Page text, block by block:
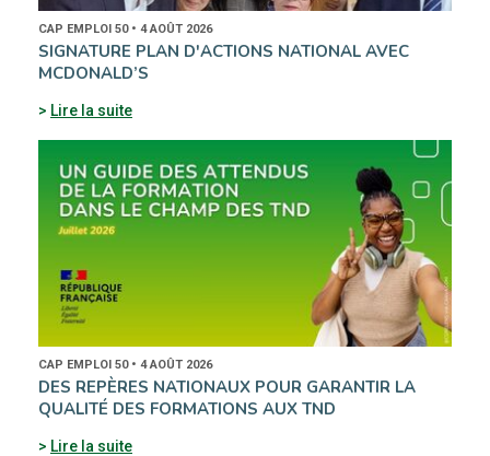
CAP EMPLOI 50 • 4 AOÛT 2026
SIGNATURE PLAN D'ACTIONS NATIONAL AVEC
MCDONALD’S
Lire la suite
CAP EMPLOI 50 • 4 AOÛT 2026
DES REPÈRES NATIONAUX POUR GARANTIR LA
QUALITÉ DES FORMATIONS AUX TND
Lire la suite